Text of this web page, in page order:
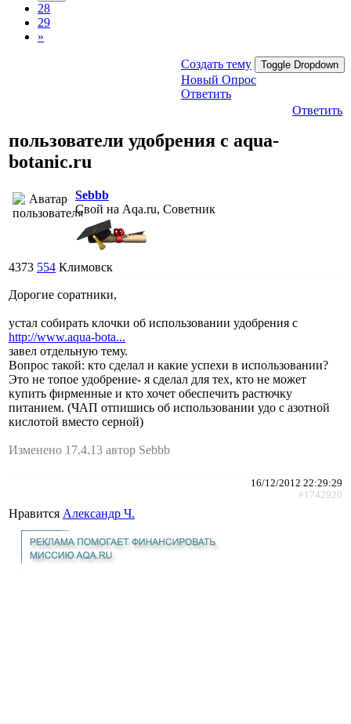
28
29
»
Создать тему Toggle Dropdown
Новый Опрос
Ответить
Ответить
пользователи удобрения с aqua-
botanic.ru
Sebbb
Свой на Aqa.ru, Советник
4373 554 Климовск
Дорогие соратники,
устал собирать клочки об использовании удобрения с
http://www.aqua-bota...
завел отдельную тему.
Вопрос такой: кто сделал и какие успехи в использовании?
Это не топое удобрение- я сделал для тех, кто не может
купить фирменные и кто хочет обеспечить растючку
питанием. (ЧАП отпишись об использовании удо с азотной
кислотой вместо серной)
Изменено 17.4.13 автор Sebbb
16/12/2012 22:29:29
#1742920
Нравится Александр Ч.